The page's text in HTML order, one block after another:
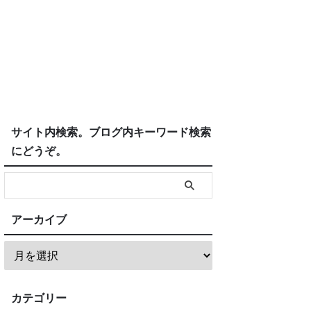
サイト内検索。ブログ内キーワード検索
にどうぞ。
アーカイブ
カテゴリー